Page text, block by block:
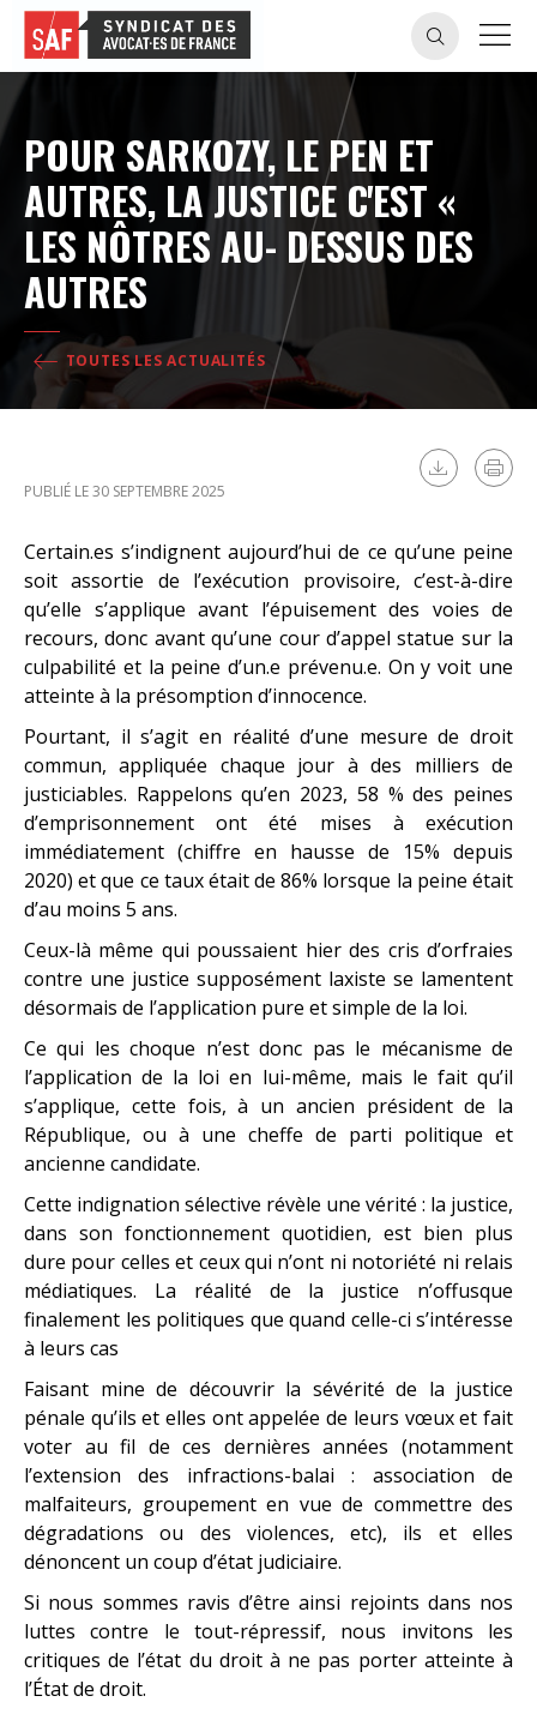
POUR SARKOZY, LE PEN ET
AUTRES, LA JUSTICE C'EST «
LES NÔTRES AU- DESSUS DES
AUTRES
TOUTES LES ACTUALITÉS
PUBLIÉ LE 30 SEPTEMBRE 2025
Certain.es s’indignent aujourd’hui de ce qu’une peine
soit assortie de l’exécution provisoire, c’est-à-dire
qu’elle s’applique avant l’épuisement des voies de
recours, donc avant qu’une cour d’appel statue sur la
culpabilité et la peine d’un.e prévenu.e. On y voit une
atteinte à la présomption d’innocence.
Pourtant, il s’agit en réalité d’une mesure de droit
commun, appliquée chaque jour à des milliers de
justiciables. Rappelons qu’en 2023, 58 % des peines
d’emprisonnement ont été mises à exécution
immédiatement (chiffre en hausse de 15% depuis
2020) et que ce taux était de 86% lorsque la peine était
d’au moins 5 ans.
Ceux-là même qui poussaient hier des cris d’orfraies
contre une justice supposément laxiste se lamentent
désormais de l’application pure et simple de la loi.
Ce qui les choque n’est donc pas le mécanisme de
l’application de la loi en lui-même, mais le fait qu’il
s’applique, cette fois, à un ancien président de la
République, ou à une cheffe de parti politique et
ancienne candidate.
Cette indignation sélective révèle une vérité : la justice,
dans son fonctionnement quotidien, est bien plus
dure pour celles et ceux qui n’ont ni notoriété ni relais
médiatiques. La réalité de la justice n’offusque
finalement les politiques que quand celle-ci s’intéresse
à leurs cas
Faisant mine de découvrir la sévérité de la justice
pénale qu’ils et elles ont appelée de leurs vœux et fait
voter au fil de ces dernières années (notamment
l’extension des infractions-balai : association de
malfaiteurs, groupement en vue de commettre des
dégradations ou des violences, etc), ils et elles
dénoncent un coup d’état judiciaire.
Si nous sommes ravis d’être ainsi rejoints dans nos
luttes contre le tout-répressif, nous invitons les
critiques de l’état du droit à ne pas porter atteinte à
l’État de droit.